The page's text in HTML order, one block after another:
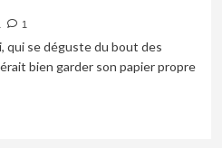
1
qui se déguste du bout des
bien garder son papier propre